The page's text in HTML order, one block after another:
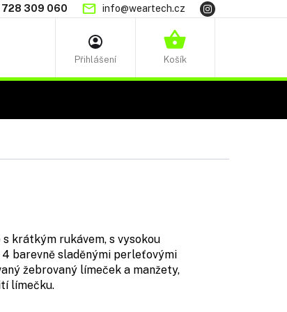
728 309 060 info@weartech.cz
NÁKUPNÍ
krátkým rukávem, s vysokou
barevně sladěnými perleťovými
žebrovaný límeček a manžety,
límečku.